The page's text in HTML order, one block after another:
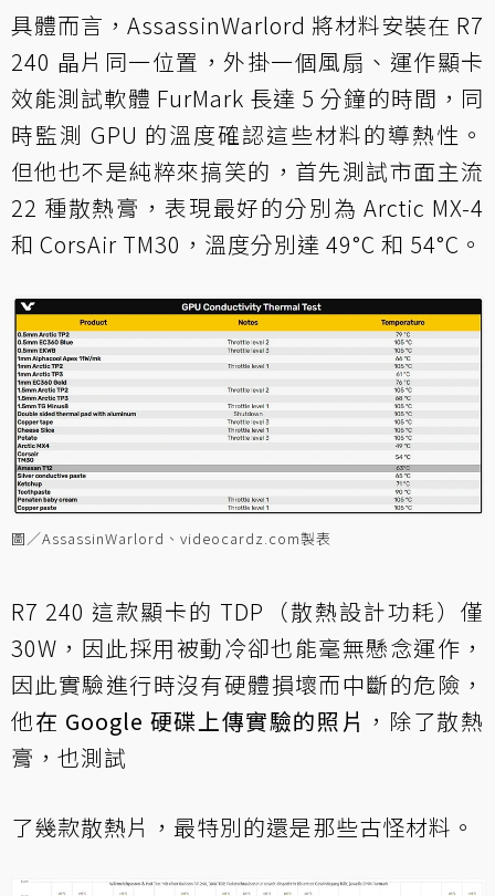
具體而言，AssassinWarlord 將材料安裝在 R7
240 晶片同一位置，外掛一個風扇、運作顯卡
效能測試軟體 FurMark 長達 5 分鐘的時間，同
時監測 GPU 的溫度確認這些材料的導熱性。
但他也不是純粹來搞笑的，首先測試市面主流
22 種散熱膏，表現最好的分別為 Arctic MX-4
和 CorsAir TM30，溫度分別達 49°C 和 54°C。
圖／AssassinWarlord、videocardz.com製表
R7 240 這款顯卡的 TDP（散熱設計功耗）僅
30W，因此採用被動冷卻也能毫無懸念運作，
因此實驗進行時沒有硬體損壞而中斷的危險，
他在 Google 硬碟上傳實驗的照片 ，除了散熱
膏，也測試
了幾款散熱片，最特別的還是那些古怪材料。